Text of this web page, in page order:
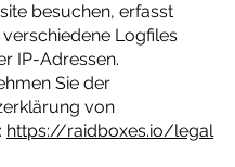
besuchen, erfasst
verschiedene Logfiles
IP-Adressen.
Sie der
von
https://raidboxes.io/legal